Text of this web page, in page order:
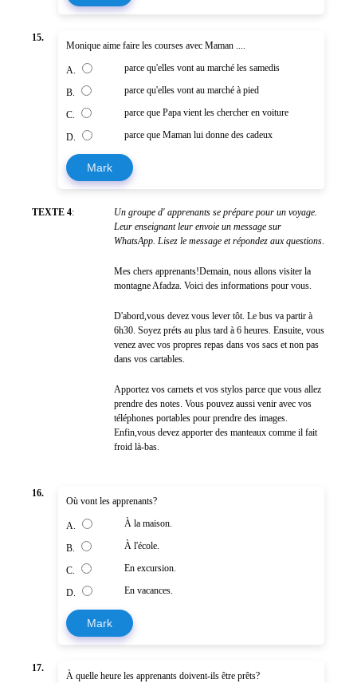
15.
Monique aime faire les courses avec Maman ....
A. parce qu'elles vont au marché les samedis
B. parce qu'elles vont au marché à pied
C. parce que Papa vient les chercher en voiture
D. parce que Maman lui donne des cadeux
Mark
TEXTE 4:
Un groupe d' apprenants se prépare pour un voyage.
Leur enseignant leur envoie un message sur
WhatsApp. Lisez le message et répondez aux questions.
Mes chers apprenants!Demain, nous allons visiter la
montagne Afadza. Voici des informations pour vous.
D'abord,vous devez vous lever tôt. Le bus va partir à
6h30. Soyez préts au plus tard à 6 heures. Ensuite, vous
venez avec vos propres repas dans vos sacs et non pas
dans vos cartables.
Apportez vos carnets et vos stylos parce que vous allez
prendre des notes. Vous pouvez aussi venir avec vos
téléphones portables pour prendre des images.
Enfin,vous devez apporter des manteaux comme il fait
froid là-bas.
16.
Où vont les apprenants?
A. À la maison.
B. À l'école.
C. En excursion.
D. En vacances.
Mark
17.
À quelle heure les apprenants doivent-ils être prêts?